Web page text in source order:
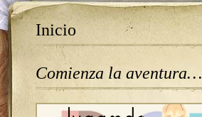
Inicio
Comienza la aventura…